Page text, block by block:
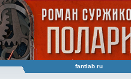
fantlab ru